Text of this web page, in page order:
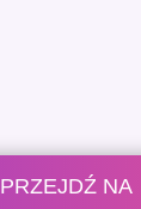
PRZEJDŹ NA